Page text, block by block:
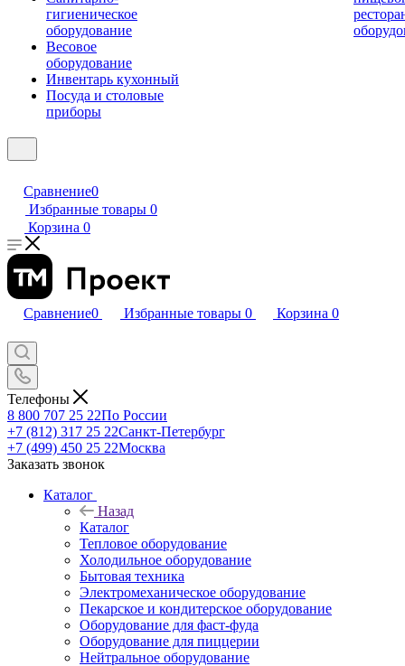
гигиеническое
оборудование
Весовое
оборудование
Инвентарь кухонный
Посуда и столовые
приборы
Сравнение0
Избранные товары 0
Корзина 0
Сравнение0 Избранные товары 0 Корзина 0
Телефоны
8 800 707 25 22По России
+7 (812) 317 25 22Санкт-Петербург
+7 (499) 450 25 22Москва
Заказать звонок
Каталог
Назад
Каталог
Тепловое оборудование
Холодильное оборудование
Бытовая техника
Электромеханическое оборудование
Пекарское и кондитерское оборудование
Оборудование для фаст-фуда
Оборудование для пиццерии
Нейтральное оборудование